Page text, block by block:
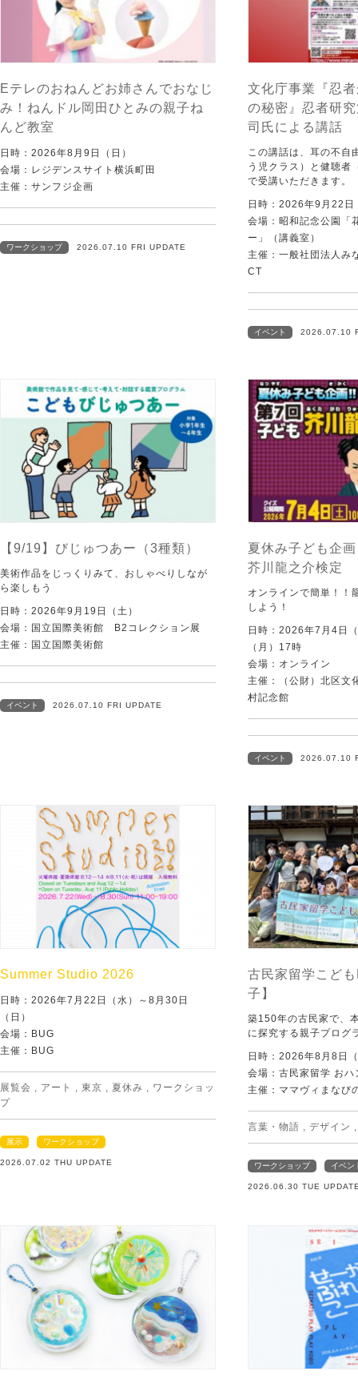
Eテレのおねんどお姉さんでおなじ
み！ねんドル岡田ひとみの親子ね
んど教室
日時：2026年8月9日（日）
会場：レジデンスサイト横浜町田
主催：サンフジ企画
ワークショップ 2026.07.10 FRI UPDATE
文化庁事業『忍
の秘密』忍者研
司氏による講話
この講話は、耳の不自
う児クラス）と健聴者
で受講いただきます。
日時：2026年9月22日
会場：昭和記念公園「
ー」（講義室）
主催：一般社団法人み
CT
イベント 2026.07.10
【9/19】びじゅつあー（3種類）
美術作品をじっくりみて、おしゃべりしなが
ら楽しもう
日時：2026年9月19日（土）
会場：国立国際美術館 B2コレクション展
主催：国立国際美術館
イベント 2026.07.10 FRI UPDATE
夏休み子ども企
芥川龍之介検定
オンラインで簡単！！
しよう！
日時：2026年7月4日
（月）17時
会場：オンライン
主催：（公財）北区
村記念館
イベント 2026.07.10
Summer Studio 2026
日時：2026年7月22日（水）～8月30日
（日）
会場：BUG
主催：BUG
展覧会 , アート , 東京 , 夏休み , ワークショッ
プ
展示 ワークショップ
2026.07.02 THU UPDATE
古民家留学こど
子】
築150年の古民家で、
に探究する親子プログ
日時：2026年8月8日
会場：古民家留学 おハ
主催：ママヴィまなび
言葉・物語 , デザイン
ワークショップ イベン
2026.06.30 TUE